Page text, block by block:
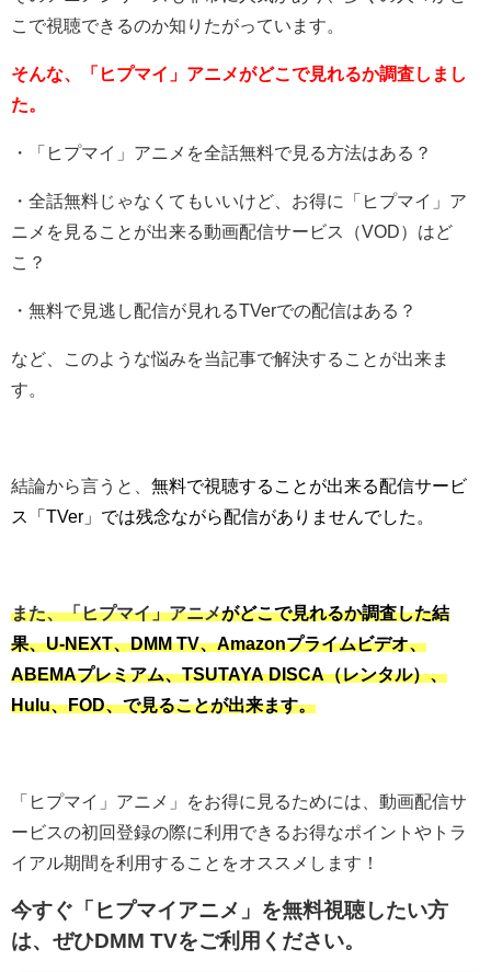
こで視聴できるのか知りたがっています。
そんな、「ヒプマイ」アニメがどこで見れるか調査しまし
た。
・「ヒプマイ」アニメを全話無料で見る方法はある？
・全話無料じゃなくてもいいけど、お得に「ヒプマイ」ア
ニメを見ることが出来る動画配信サービス（VOD）はど
こ？
・無料で見逃し配信が見れるTVerでの配信はある？
など、このような悩みを当記事で解決することが出来ま
す。
結論から言うと、 無料で視聴することが出来る配信サービ
ス「TVer」では残念ながら配信がありませんでした。
また、「ヒプマイ」アニメがどこで見れるか調査した結
果、U-NEXT、DMM TV、Amazonプライムビデオ、
ABEMAプレミアム、TSUTAYA DISCA（レンタル）、
Hulu、FOD、で見ることが出来ます。
「ヒプマイ」アニメ」をお得に見るためには、動画配信サ
ービスの初回登録の際に利用できるお得なポイントやトラ
イアル期間を利用することをオススメします！
今すぐ「ヒプマイアニメ」を無料視聴したい方
は、ぜひ DMM TVをご利用ください。